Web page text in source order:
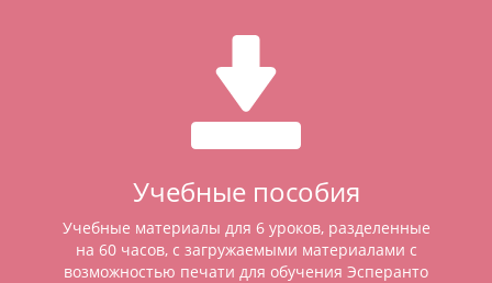
Учебные пособия
Учебные материалы для 6 уроков, разделенные
на 60 часов, с загружаемыми материалами с
возможностью печати для обучения Эсперанто